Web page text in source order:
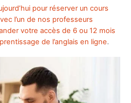
pour réserver un cours
l’un de nos professeurs
votre accès de 6 ou 12 mois
de l’anglais en ligne.